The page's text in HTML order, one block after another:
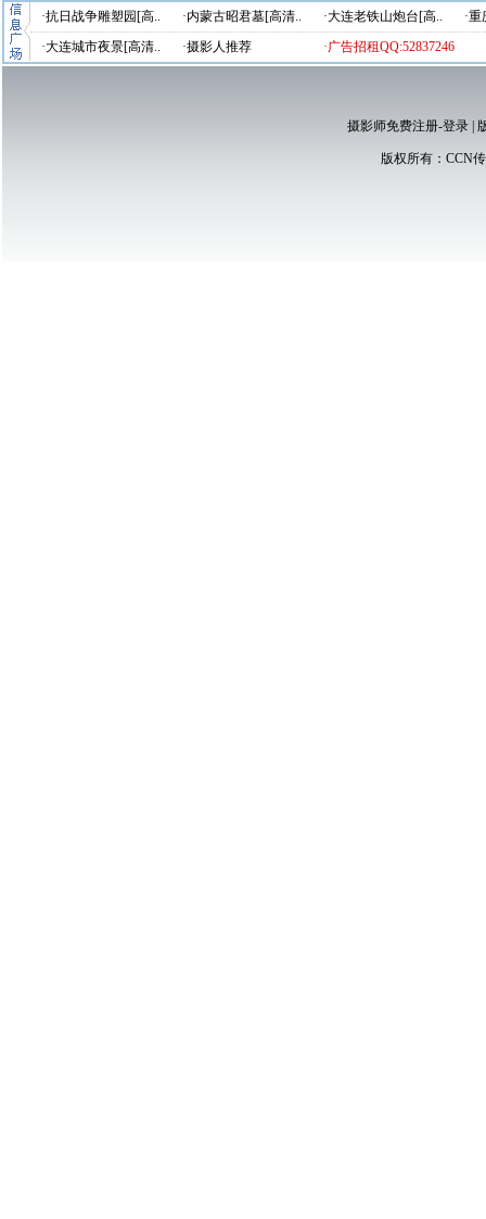
·抗日战争雕塑园[高.. ·内蒙古昭君墓[高清.. ·大连老铁山炮台[高..
·
·大连城市夜景[高清..
·摄影人推荐 ·广告招租QQ:52837246
摄影师免费注册-登录|
版权所有： CCN